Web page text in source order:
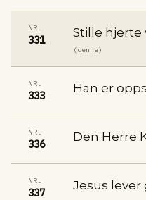
NR.
331
Stille
(denne)
NR.
333
Han er
NR.
336
Den Herre
NR.
337
Jesus lever